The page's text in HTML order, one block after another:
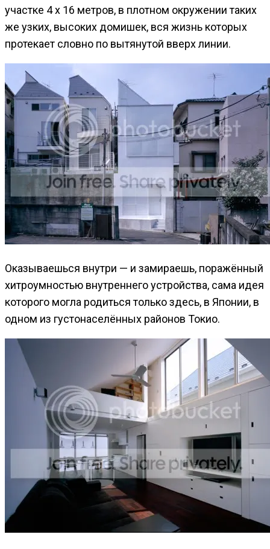
участке 4 х 16 метров, в плотном окружении таких
же узких, высоких домишек, вся жизнь которых
протекает словно по вытянутой вверх линии.
Оказываешься внутри — и замираешь, поражённый
хитроумностью внутреннего устройства, сама идея
которого могла родиться только здесь, в Японии, в
одном из густонаселённых районов Токио.